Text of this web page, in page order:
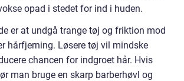
opad i stedet for ind i huden.
er at undgå trange tøj og friktion mod
hårfjerning. Løsere tøj vil mindske
chancen for indgroet hår. Hvis
man bruge en skarp barberhøvl og